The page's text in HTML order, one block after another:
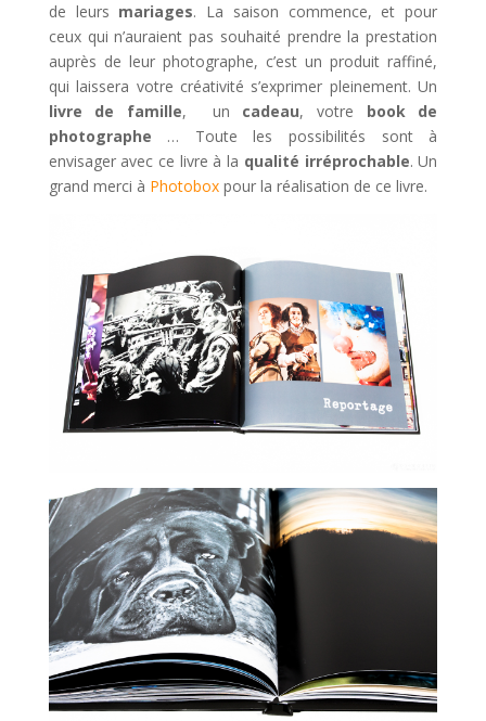
de leurs mariages. La saison commence, et pour
ceux qui n’auraient pas souhaité prendre la prestation
auprès de leur photographe, c’est un produit raffiné,
qui laissera votre créativité s’exprimer pleinement. Un
livre de famille, un cadeau, votre book de
photographe … Toute les possibilités sont à
envisager avec ce livre à la qualité irréprochable. Un
grand merci à Photoboxpour la réalisation de ce livre.